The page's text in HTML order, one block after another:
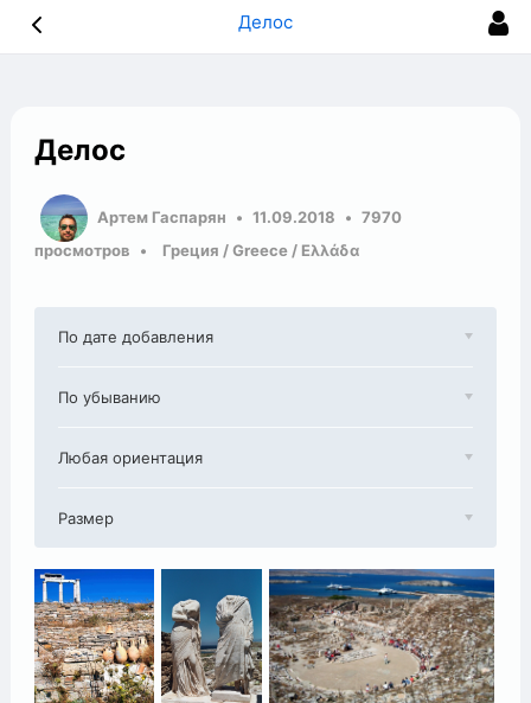
Делос
Делос
Артем Гаспарян 11.09.2018
7970
просмотров
Греция / Greece / Ελλάδα
По дате добавления
По убыванию
Любая ориентация
Размер